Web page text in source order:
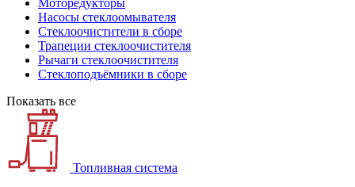
Моторедукторы
Насосы стеклоомывателя
Стеклоочистители в сборе
Трапеции стеклоочистителя
Рычаги стеклоочистителя
Стеклоподъёмники в сборе
Показать все
Топливная система